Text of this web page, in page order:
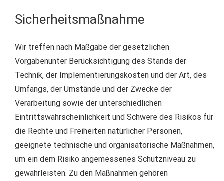
Sicherheitsmaßnahme
Wir treffen nach Maßgabe der gesetzlichen
Vorgabenunter Berücksichtigung des Stands der
Technik, der Implementierungskosten und der Art, des
Umfangs, der Umstände und der Zwecke der
Verarbeitung sowie der unterschiedlichen
Eintrittswahrscheinlichkeit und Schwere des Risikos für
die Rechte und Freiheiten natürlicher Personen,
geeignete technische und organisatorische Maßnahmen,
um ein dem Risiko angemessenes Schutzniveau zu
gewährleisten. Zu den Maßnahmen gehören